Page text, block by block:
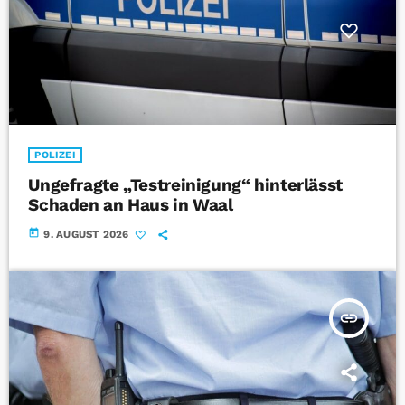
POLIZEI
Ungefragte „Testreinigung“ hinterlässt
Schaden an Haus in Waal
today 9. AUGUST 2026
insert_link